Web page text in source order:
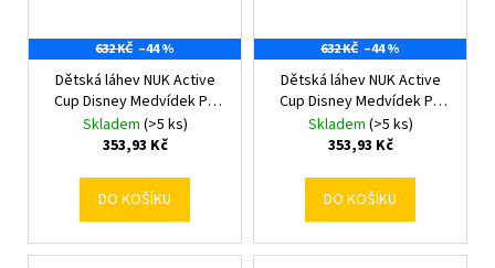
632 KČ –44 %
Dětská láhev NUK Active
Cup Disney Medvídek Pú
300 ml béžová
Skladem (>5 ks)
353,93 Kč
DO KOŠÍKU
632 KČ –44 %
Dětská láhev NUK Active
Cup Disney Medvídek Pú
300 ml modrá
Skladem (>5 ks)
353,93 Kč
DO KOŠÍKU